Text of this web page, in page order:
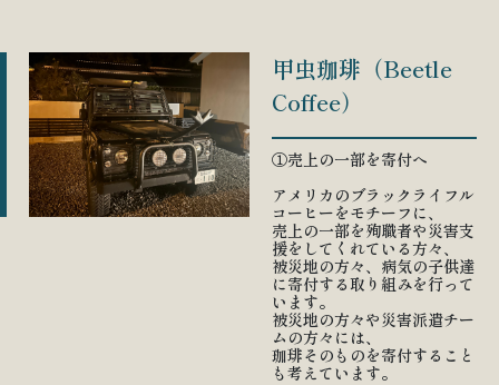
甲虫珈琲（Beetle
Coffee）
①売上の一部を寄付へ
アメリカのブラックライフル
コーヒーをモチーフに、
売上の一部を殉職者や災害支
援をしてくれている方々、
被災地の方々、病気の子供達
に寄付する取り組みを行って
います。
被災地の方々や災害派遣チー
ムの方々には、
珈琲そのものを寄付すること
も考えています。